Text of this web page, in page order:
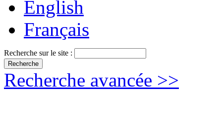
English
Français
Recherche sur le site :
Recherche avancée >>